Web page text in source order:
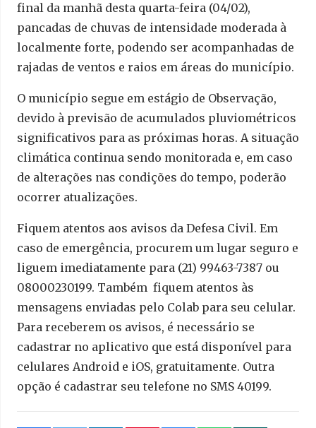
final da manhã desta quarta-feira (04/02),
pancadas de chuvas de intensidade moderada à
localmente forte, podendo ser acompanhadas de
rajadas de ventos e raios em áreas do município.
O município segue em estágio de Observação,
devido à previsão de acumulados pluviométricos
significativos para as próximas horas. A situação
climática continua sendo monitorada e, em caso
de alterações nas condições do tempo, poderão
ocorrer atualizações.
Fiquem atentos aos avisos da Defesa Civil. Em
caso de emergência, procurem um lugar seguro e
liguem imediatamente para (21) 99463-7387 ou
08000230199. Também fiquem atentos às
mensagens enviadas pelo Colab para seu celular.
Para receberem os avisos, é necessário se
cadastrar no aplicativo que está disponível para
celulares Android e iOS, gratuitamente. Outra
opção é cadastrar seu telefone no SMS 40199.